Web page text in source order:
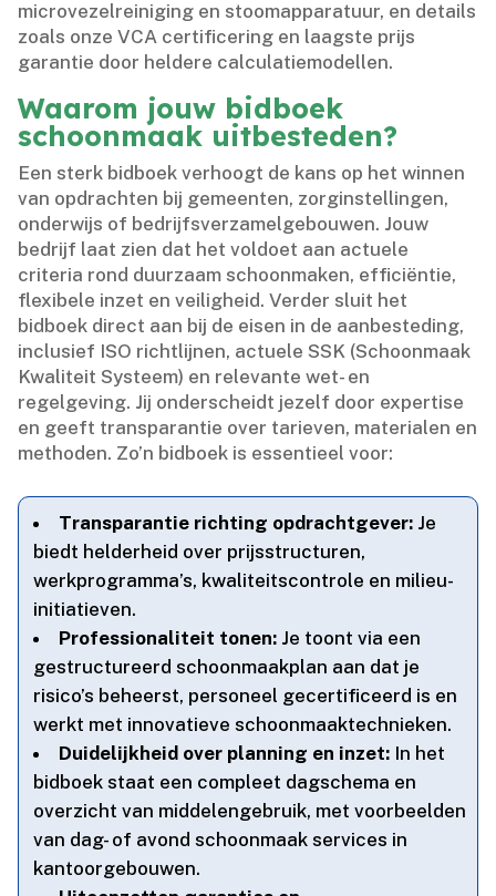
microvezelreiniging en stoomapparatuur, en details
zoals onze VCA certificering en laagste prijs
garantie door heldere calculatiemodellen.​
Waarom jouw bidboek
schoonmaak uitbesteden?
Een sterk bidboek verhoogt de kans op het winnen
van opdrachten bij gemeenten, zorginstellingen,
onderwijs of bedrijfsverzamelgebouwen.​ Jouw
bedrijf laat zien dat het voldoet aan actuele
criteria rond duurzaam schoonmaken, efficiëntie,
flexibele inzet en veiligheid.​ Verder sluit het
bidboek direct aan bij de eisen in de aanbesteding,
inclusief ISO richtlijnen, actuele SSK (Schoonmaak
Kwaliteit Systeem) en relevante wet- en
regelgeving.​ Jij onderscheidt jezelf door expertise
en geeft transparantie over tarieven, materialen en
methoden.​ Zo’n bidboek is essentieel voor:
Transparantie richting opdrachtgever: Je
biedt helderheid over prijsstructuren,
werkprogramma’s, kwaliteitscontrole en milieu-
initiatieven.​
Professionaliteit tonen: Je toont via een
gestructureerd schoonmaakplan aan dat je
risico’s beheerst, personeel gecertificeerd is en
werkt met innovatieve schoonmaaktechnieken.​
Duidelijkheid over planning en inzet: In het
bidboek staat een compleet dagschema en
overzicht van middelengebruik, met voorbeelden
van dag- of avond schoonmaak services in
kantoorgebouwen.​